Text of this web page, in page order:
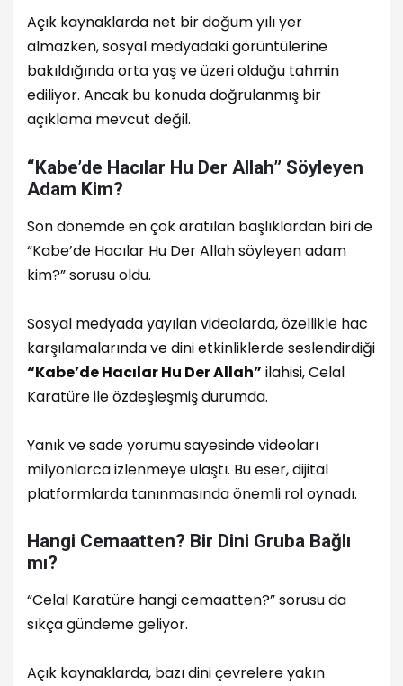
Açık kaynaklarda net bir doğum yılı yer
almazken, sosyal medyadaki görüntülerine
bakıldığında orta yaş ve üzeri olduğu tahmin
ediliyor. Ancak bu konuda doğrulanmış bir
açıklama mevcut değil.
“Kabe’de Hacılar Hu Der Allah” Söyleyen
Adam Kim?
Son dönemde en çok aratılan başlıklardan biri de
“Kabe’de Hacılar Hu Der Allah söyleyen adam
kim?” sorusu oldu.
Sosyal medyada yayılan videolarda, özellikle hac
karşılamalarında ve dini etkinliklerde seslendirdiği
“Kabe’de Hacılar Hu Der Allah” ilahisi, Celal
Karatüre ile özdeşleşmiş durumda.
Yanık ve sade yorumu sayesinde videoları
milyonlarca izlenmeye ulaştı. Bu eser, dijital
platformlarda tanınmasında önemli rol oynadı.
Hangi Cemaatten? Bir Dini Gruba Bağlı
mı?
“Celal Karatüre hangi cemaatten?” sorusu da
sıkça gündeme geliyor.
Açık kaynaklarda, bazı dini çevrelere yakın